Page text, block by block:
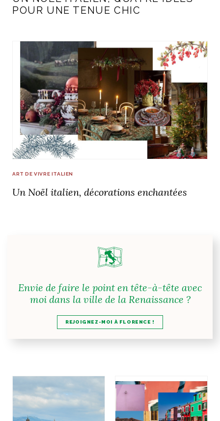
POUR UNE TENUE CHIC
ART DE VIVRE ITALIEN
Un Noël italien, décorations enchantées
Envie de faire le point en tête-à-tête avec
moi dans la ville de la Renaissance ?
REJOIGNEZ-MOI À FLORENCE !